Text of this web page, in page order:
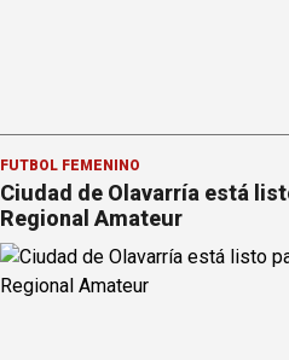
FÚTBOL FEMENINO
Ciudad de Olavarría está
Regional Amateur